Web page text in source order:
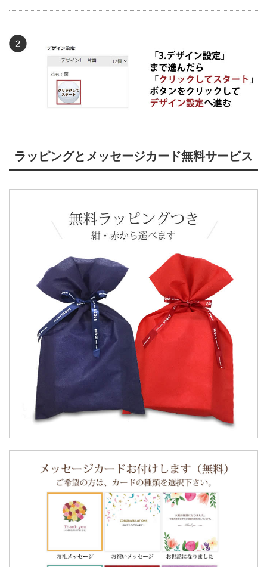
ラッピングとメッセージカード無料サービス